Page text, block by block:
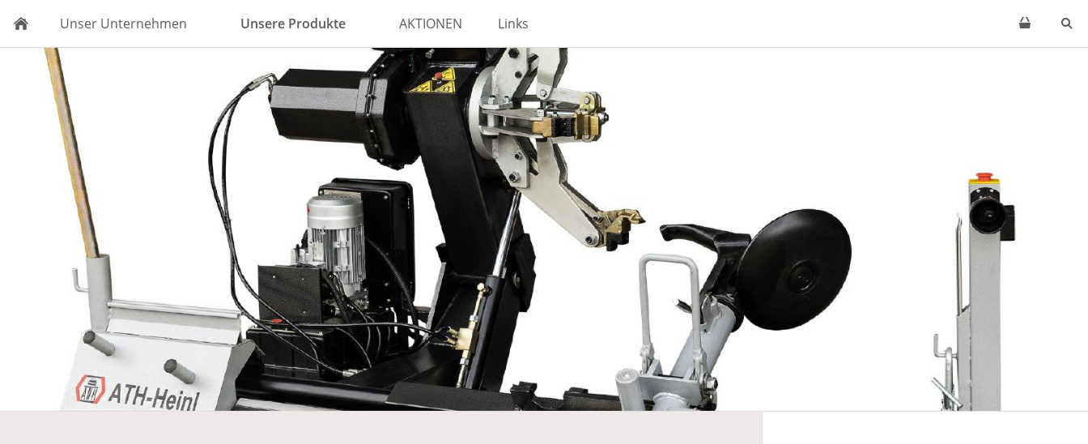
Unser Unternehmen Unsere Produkte AKTIONEN Links